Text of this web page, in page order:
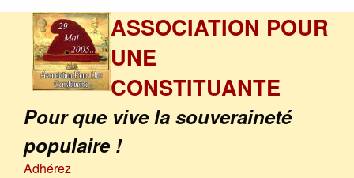
ASSOCIATION POUR
UNE
CONSTITUANTE
Pour que vive la souveraineté
populaire !
Adhérez